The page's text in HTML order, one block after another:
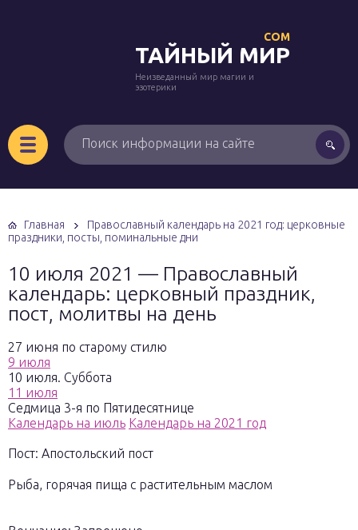
ТАЙНЫЙ МИР
COM
Неизведанный мир магии и
эзотерики
Главная
Православный календарь на 2021 год: церковные
праздники, посты, поминальные дни
10 июля 2021 — Православный
календарь: церковный праздник,
пост, молитвы на день
27 июня по старому стилю
9 июля
10 июля. Суббота
11 июля
Седмица 3-я по Пятидесятнице
Календарь на июль Календарь на 2021 год
Пост: Апостольский пост
Рыба, горячая пища с растительным маслом